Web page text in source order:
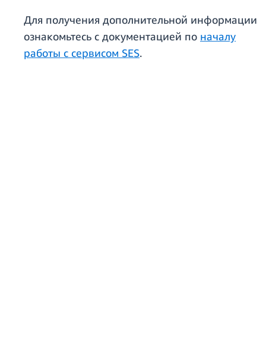
Для получения дополнительной информации
ознакомьтесь с документацией по началу
работы с сервисом SES.